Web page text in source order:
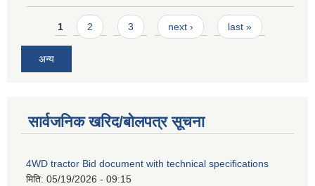
Pages
1 2 3 next › last »
अन्य
सार्वजनिक खरिद/बोलपत्र सूचना
4WD tractor Bid document with technical specifications
मिति: 05/19/2026 - 09:15